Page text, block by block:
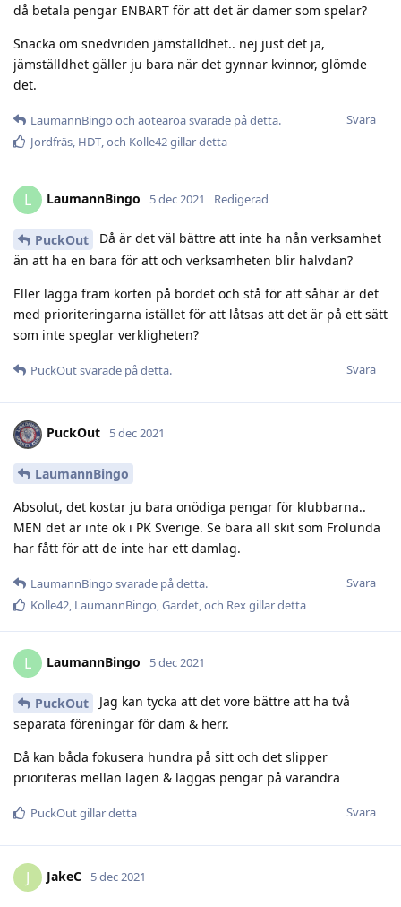
då betala pengar ENBART för att det är damer som spelar?
Snacka om snedvriden jämställdhet.. nej just det ja,
jämställdhet gäller ju bara när det gynnar kvinnor, glömde
det.
Svara
LaumannBingo och aotearoasvarade på detta.
Jordfräs, HDT, och Kolle42gillar detta
L LaumannBingo 5 dec 2021 Redigerad
PuckOut
Då är det väl bättre att inte ha nån verksamhet
än att ha en bara för att och verksamheten blir halvdan?
Eller lägga fram korten på bordet och stå för att såhär är det
med prioriteringarna istället för att låtsas att det är på ett sätt
som inte speglar verkligheten?
Svara
PuckOutsvarade på detta.
PuckOut 5 dec 2021
LaumannBingo
Absolut, det kostar ju bara onödiga pengar för klubbarna..
MEN det är inte ok i PK Sverige. Se bara all skit som Frölunda
har fått för att de inte har ett damlag.
Svara
LaumannBingo svarade på detta.
Kolle42, LaumannBingo,Gardet, och Rexgillar detta
L LaumannBingo 5 dec 2021
PuckOut
Jag kan tycka att det vore bättre att ha två
separata föreningar för dam & herr.
Då kan båda fokusera hundra på sitt och det slipper
prioriteras mellan lagen & läggas pengar på varandra
Svara
PuckOutgillar detta
J JakeC 5 dec 2021